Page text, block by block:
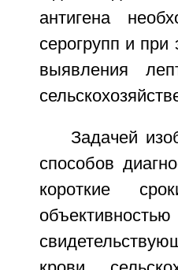
антигена
серогрупп и
выявления
Задачей
способов
короткие